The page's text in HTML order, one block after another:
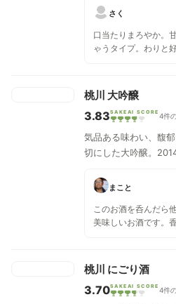
さく
口当たりまろやか。
ゃうタイプ。わりと好
桃川 大吟醸
3.83SAKEAI SCORE 4件
気品ある味わい、馥
切にした大吟醸。
まこと
このお酒を呑んだら
美味しいお酒です。
桃川 にごり酒
3.70SAKEAI SCORE 4件